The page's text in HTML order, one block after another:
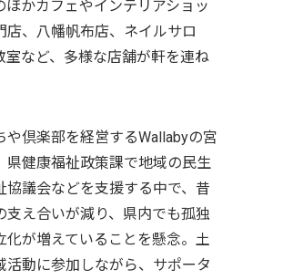
ほかカフェやインテリアショッ
店、八幡帆布店、ネイルサロ
室など、多様な店舗が軒を連ね
倶楽部を経営するWallabyの宮
県健康福祉政策課で地域の民生
協議会などを支援する中で、昔
支え合いが減り、県内でも孤独
化が増えていることを懸念。土
活動に参加しながら、サポータ